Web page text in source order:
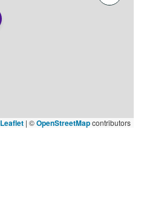
Leaflet | ©OpenStreetMapcontributors